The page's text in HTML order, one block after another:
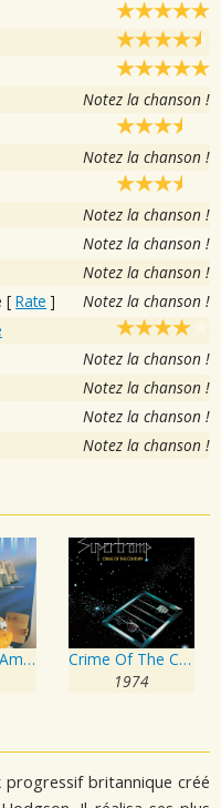
Notez la chanson !
Notez la chanson !
Notez la chanson !
Notez la chanson !
Notez la chanson !
[ Rate ] Notez la chanson !
Notez la chanson !
Notez la chanson !
Notez la chanson !
Notez la chanson !
Breakfast In America
Crime Of The Century
1974
britannique créé